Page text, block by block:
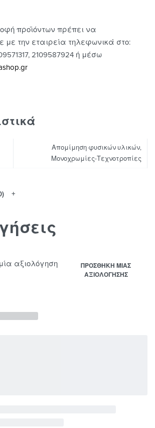
προϊόντων πρέπει να
με την εταιρεία τηλεφωνικά στο:
2109587924 ή μέσω
r
Απομίμηση φυσικών υλικών,
Μονοχρωμίες-Τεχνοτροπίες
αξιολόγηση
ΠΡΟΣΘΉΚΗ ΜΊΑΣ
ΑΞΙΟΛΌΓΗΣΗΣ